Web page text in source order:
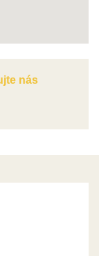
nás